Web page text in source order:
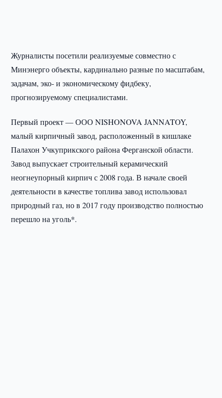
Журналисты посетили реализуемые совместно с
Минэнерго объекты, кардинально разные по масштабам,
задачам, эко- и экономическому фидбеку,
прогнозируемому специалистами.
Первый проект — ООО NISHONOVA JANNATOY,
малый кирпичный завод, расположенный в кишлаке
Палахон Учкуприкского района Ферганской области.
Завод выпускает строительный керамический
неогнеупорный кирпич с 2008 года. В начале своей
деятельности в качестве топлива завод использовал
природный газ, но в 2017 году производство полностью
перешло на уголь*.